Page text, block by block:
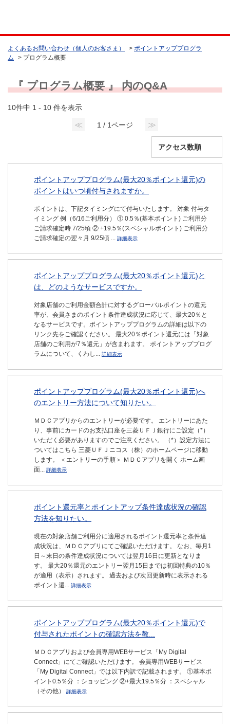
よくあるお問い合わせ（個人のお客さま） > ポイントアッププログラ
ム
> プログラム概要
『 プログラム概要 』 内のQ&A
10件中 1 - 10 件を表示
≪ 1 / 1ページ ≫
ポイントアッププログラム(最大20％ポイント還元)の
ポイントはいつ頃付与されますか。
ポイントは、下記タイミングにて付与いたします。 対象 付与タ
イミング 例（6/16ご利用分） ① 0.5％(基本ポイント) ご利用分
ご請求確定時 7/25頃 ② +19.5％(スペシャルポイント) ご利用分
ご請求確定の翌々月 9/25頃 ... 詳細表示
ポイントアッププログラム(最大20％ポイント還元)と
は、どのようなサービスですか。
対象店舗のご利用金額合計に対するグローバルポイントの還元
率が、会員さまのポイント条件達成状況に応じて、最大20％と
なるサービスです。ポイントアッププログラムの詳細は以下の
リンク先をご確認ください。 最大20％ポイント還元には「対象
店舗のご利用が7％還元」が含まれます。 ポイントアッププログ
ラムについて、くわし... 詳細表示
ポイントアッププログラム(最大20％ポイント還元)へ
のエントリー方法について知りたい。
ＭＤＣアプリからのエントリーが必要です。 エントリーにあた
り、事前にカードのお支払口座を三菱ＵＦＪ銀行にご設定（*）
いただく必要がありますのでご注意ください。 （*）設定方法に
ついてはこちら 三菱ＵＦＪニコス（株）のホームページに移動
します。 ＜エントリーの手順＞ ＭＤＣアプリを開く ホーム画
面... 詳細表示
ポイント還元率とポイントアップ条件達成状況の確認
方法を知りたい。
現在の対象店舗ご利用分に適用されるポイント還元率と条件達
成状況は、ＭＤＣアプリにてご確認いただけます。 なお、毎月1
日～末日の条件達成状況については翌月16日に更新となりま
す。 最大20％還元のエントリー翌月15日までは初回特典の10％
が適用（表示）されます。 過去および次回更新時に表示される
ポイント還... 詳細表示
ポイントアッププログラム(最大20％ポイント還元)で
付与されたポイントの確認方法を教...
ＭＤＣアプリおよび会員専用WEBサービス「My Digital
Connect」にてご確認いただけます。 会員専用WEBサービス
「My Digital Connect」では以下内訳で記載されます。 ①基本ポ
イント0.5％分 ：ショッピング ②+最大19.5％分 ：スペシャル
（その他）
詳細表示